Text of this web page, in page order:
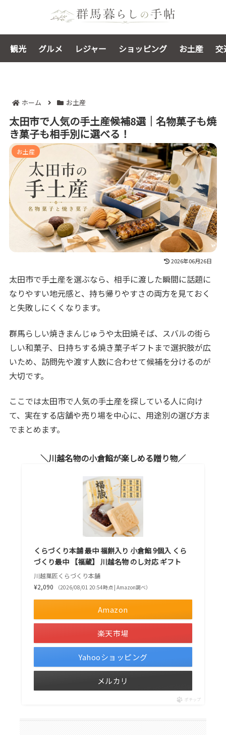
観光 グルメ レジャー ショッピング お土産 交
ホーム お土産
太田市で人気の手土産候補8選｜名物菓子も焼
き菓子も相手別に選べる！
お土産
2026年06月26日
太田市で手土産を選ぶなら、相手に渡した瞬間に話題に
なりやすい地元感と、持ち帰りやすさの両方を見ておく
と失敗しにくくなります。
群馬らしい焼きまんじゅうや太田焼そば、スバルの街ら
しい和菓子、日持ちする焼き菓子ギフトまで選択肢が広
いため、訪問先や渡す人数に合わせて候補を分けるのが
大切です。
ここでは太田市で人気の手土産を探している人に向け
て、実在する店舗や売り場を中心に、用途別の選び方ま
でまとめます。
川越名物の小倉餡が楽しめる贈り物
くらづくり本舗 最中 福餅入り 小倉餡 9個入 くら
づくり最中 【福蔵】 川越名物 のし対応 ギフト
川越菓匠くらづくり本舗
¥2,090
（2026/08/01 20:54時点 | Amazon調べ）
Amazon
楽天市場
Yahooショッピング
メルカリ
ポチップ